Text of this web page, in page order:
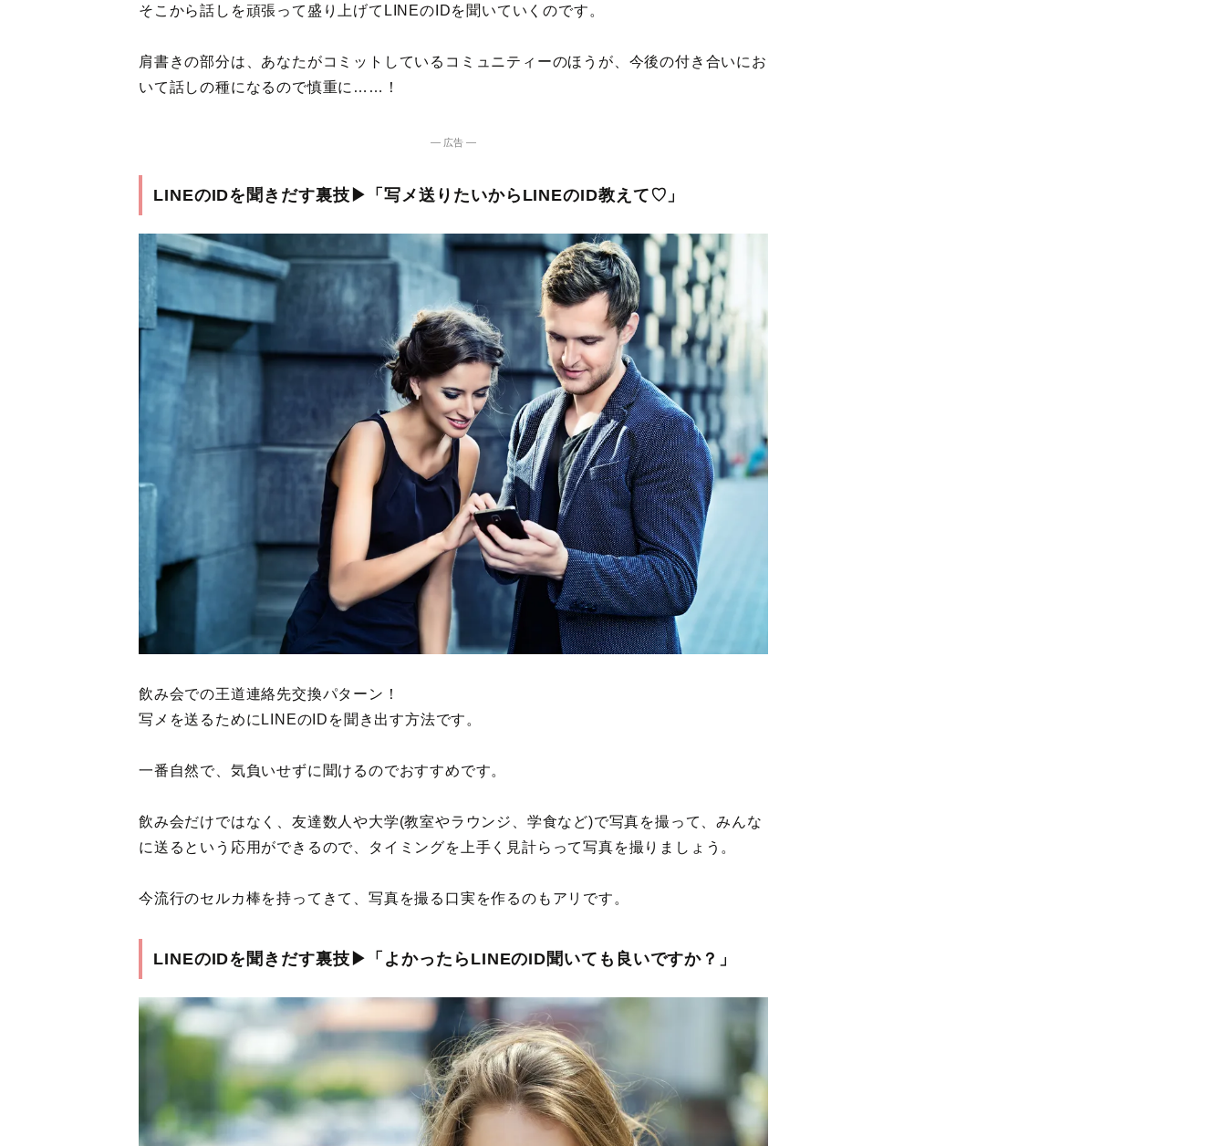
そこから話しを頑張って盛り上げてLINEのIDを聞いていくのです。
肩書きの部分は、あなたがコミットしているコミュニティーのほうが、今後の付き合いにお
いて話しの種になるので慎重に……！
― 広告 ―
LINEのIDを聞きだす裏技▶︎「写メ送りたいからLINEのID教えて♡」
飲み会での王道連絡先交換パターン！
写メを送るためにLINEのIDを聞き出す方法です。
一番自然で、気負いせずに聞けるのでおすすめです。
飲み会だけではなく、友達数人や大学(教室やラウンジ、学食など)で写真を撮って、みんな
に送るという応用ができるので、タイミングを上手く見計らって写真を撮りましょう。
今流行のセルカ棒を持ってきて、写真を撮る口実を作るのもアリです。
LINEのIDを聞きだす裏技▶︎「よかったらLINEのID聞いても良いですか？」